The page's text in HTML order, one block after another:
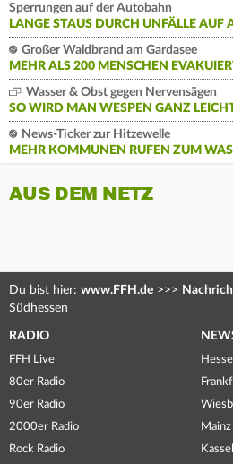
Sperrungen auf der Autobahn
LANGE STAUS DURCH UNFÄLLE AUF
Großer Waldbrand am Gardasee
MEHR ALS 200 MENSCHEN
Wasser & Obst gegen Nervensägen
SO WIRD MAN WESPEN GANZ
News-Ticker zur Hitzewelle
MEHR KOMMUNEN RUFEN ZUM
AUS DEM NETZ
Du bist hier: www.FFH.de >>>
Südhessen
RADIO
FFH Live
80er Radio
90er Radio
2000er Radio
Rock Radio